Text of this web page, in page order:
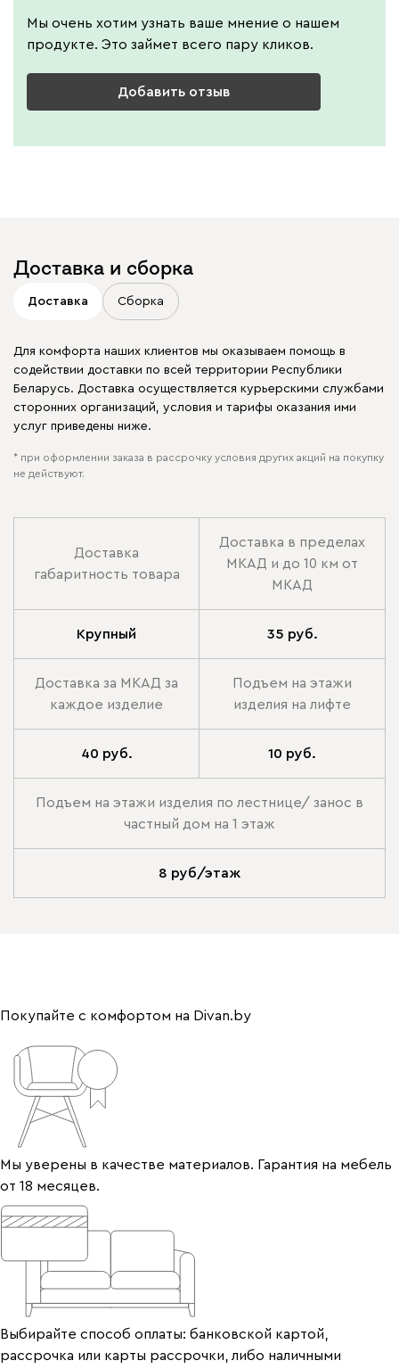
Мы очень хотим узнать ваше мнение о нашем
продукте. Это займет всего пару кликов.
Добавить отзыв
Доставка и сборка
Доставка Сборка
Для комфорта наших клиентов мы оказываем помощь в
содействии доставки по всей территории Республики
Беларусь. Доставка осуществляется курьерскими службами
сторонних организаций, условия и тарифы оказания ими
услуг приведены ниже.
* при оформлении заказа в рассрочку условия других акций на покупку
не действуют.
Доставка
габаритность товара
Доставка в пределах
МКАД и до 10 км от
МКАД
Крупный 35 руб.
Доставка за МКАД за
каждое изделие
Подъем на этажи
изделия на лифте
40 руб. 10 руб.
Подъем на этажи изделия по лестнице/ занос в
частный дом на 1 этаж
8 руб/этаж
Покупайте с комфортом на Divan.by
Мы уверены в качестве материалов. Гарантия на мебель
от 18 месяцев.
Выбирайте способ оплаты: банковской картой,
рассрочка или карты рассрочки, либо наличными